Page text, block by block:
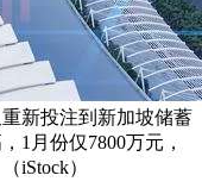
新投注到新加坡储蓄
1月份仅7800万元，
iStock）